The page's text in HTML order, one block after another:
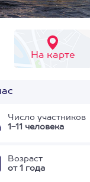
На карте
Число участников
1-11 человека
Возраст
от 1 года